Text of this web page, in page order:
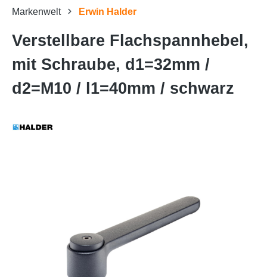
Markenwelt Erwin Halder
Verstellbare Flachspannhebel,
mit Schraube, d1=32mm /
d2=M10 / l1=40mm / schwarz